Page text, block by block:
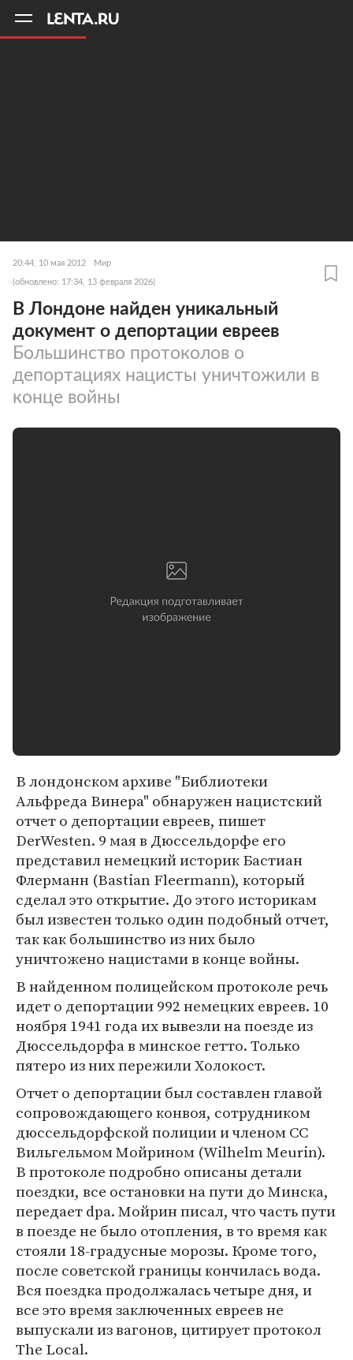
20:44, 10 мая 2012 Мир
(обновлено: 17:34, 13 февраля 2026)
В Лондоне найден уникальный
документ о депортации евреев
Большинство протоколов о
депортациях нацисты уничтожили в
конце войны
В лондонском архиве "Библиотеки
Альфреда Винера" обнаружен нацистский
отчет о депортации евреев, пишет
DerWesten. 9 мая в Дюссельдорфе его
представил немецкий историк Бастиан
Флерманн (Bastian Fleermann), который
сделал это открытие. До этого историкам
был известен только один подобный отчет,
так как большинство из них было
уничтожено нацистами в конце войны.
В найденном полицейском протоколе речь
идет о депортации 992 немецких евреев. 10
ноября 1941 года их вывезли на поезде из
Дюссельдорфа в минское гетто. Только
пятеро из них пережили Холокост.
Отчет о депортации был составлен главой
сопровождающего конвоя, сотрудником
дюссельдорфской полиции и членом СС
Вильгельмом Мойрином (Wilhelm Meurin).
В протоколе подробно описаны детали
поездки, все остановки на пути до Минска,
передает dpa. Мойрин писал, что часть пути
в поезде не было отопления, в то время как
стояли 18-градусные морозы. Кроме того,
после советской границы кончилась вода.
Вся поездка продолжалась четыре дня, и
все это время заключенных евреев не
выпускали из вагонов, цитирует протокол
The Local.